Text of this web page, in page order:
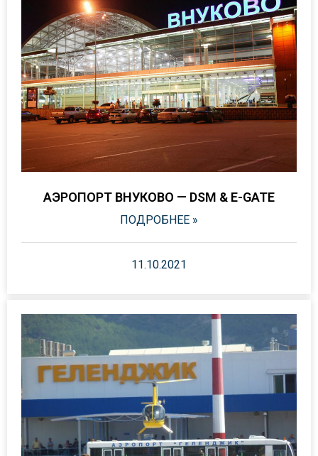
АЭРОПОРТ ВНУКОВО — DSM & E-GATE
ПОДРОБНЕЕ »
11.10.2021